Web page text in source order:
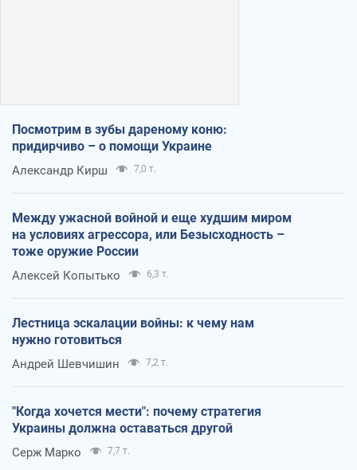
Посмотрим в зубы дареному коню:
придирчиво – о помощи Украине
Александр Кирш 7,0 т.
Между ужасной войной и еще худшим миром
на условиях агрессора, или Безысходность –
тоже оружие России
Алексей Копытько 6,3 т.
Лестница эскалации войны: к чему нам
нужно готовиться
Андрей Шевчишин 7,2 т.
"Когда хочется мести": почему стратегия
Украины должна оставаться другой
Серж Марко 7,7 т.